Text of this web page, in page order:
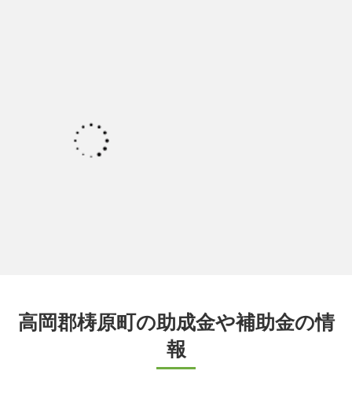
高岡郡梼原町の助成金や補助金の情
報